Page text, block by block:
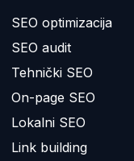
SEO optimizacija
SEO audit
Tehnički SEO
On-page SEO
Lokalni SEO
Link building